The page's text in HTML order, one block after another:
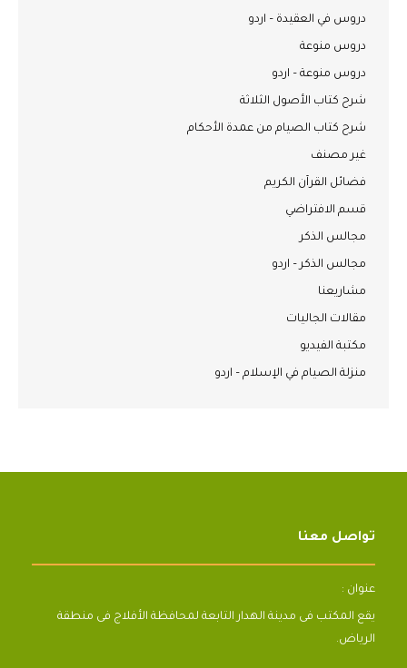
دروس في العقيدة – اردو
دروس منوعة
دروس منوعة – اردو
شرح كتاب الأصول الثلاثة
شرح كتاب الصيام من عمدة الأحكام
غير مصنف
فضائل القرآن الكريم
قسم الافتراضي
مجالس الذكر
مجالس الذكر – اردو
مشاريعنا
مقالات الجاليات
مكتبة الفيديو
منزلة الصيام في الإسلام – اردو
تواصل معنا
عنوان :
يقع المكتب فى مدينة الهدار التابعة لمحافظة الأفلاج فى منطقة
الرياض.